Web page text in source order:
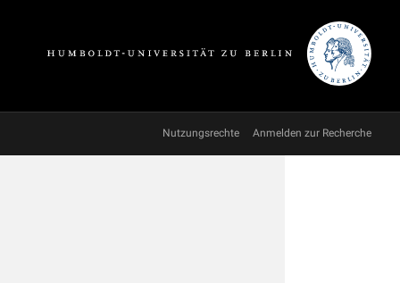
Nutzungsrechte Anmelden zur Recherche